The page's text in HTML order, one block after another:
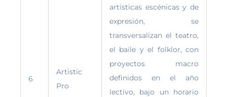
6
Artistic
Pro
artísticas escénicas y de
expresión, se
transversalizan el teatro,
el baile y el folklor, con
proyectos macro
definidos en el año
lectivo, bajo un horario